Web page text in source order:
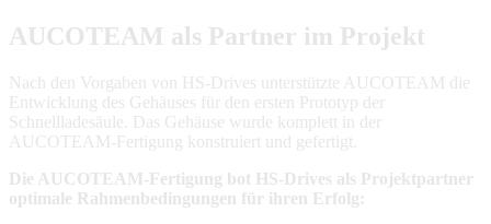
AUCOTEAM als Partner im Projekt
Nach den Vorgaben von HS-Drives unterstützte AUCOTEAM die
Entwicklung des Gehäuses für den ersten Prototyp der
Schnellladesäule. Das Gehäuse wurde komplett in der
AUCOTEAM-Fertigung konstruiert und gefertigt.
Die AUCOTEAM-Fertigung bot HS-Drives als Projektpartner
optimale Rahmenbedingungen für ihren Erfolg: